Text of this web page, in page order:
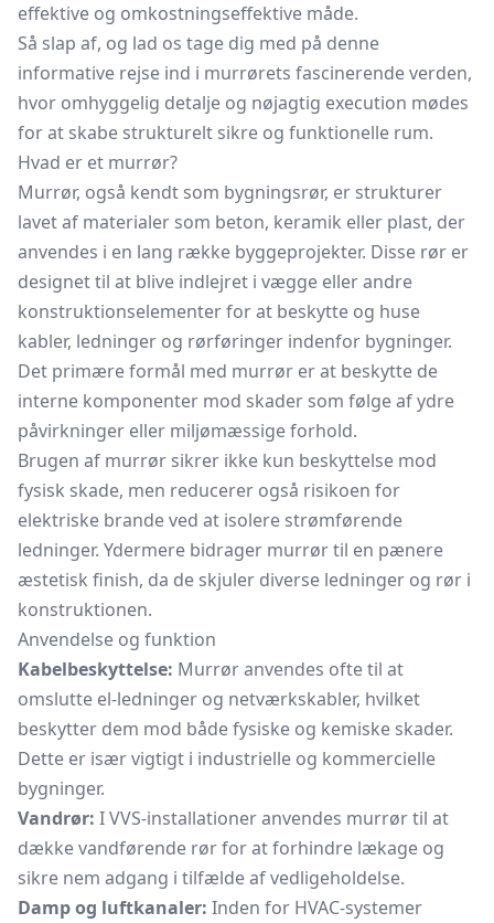
effektive og omkostningseffektive måde.
Så slap af, og lad os tage dig med på denne
informative rejse ind i murrørets fascinerende verden,
hvor omhyggelig detalje og nøjagtig execution mødes
for at skabe strukturelt sikre og funktionelle rum.
Hvad er et murrør?
Murrør, også kendt som bygningsrør, er strukturer
lavet af materialer som beton, keramik eller plast, der
anvendes i en lang række byggeprojekter. Disse rør er
designet til at blive indlejret i vægge eller andre
konstruktionselementer for at beskytte og huse
kabler, ledninger og rørføringer indenfor bygninger.
Det primære formål med murrør er at beskytte de
interne komponenter mod skader som følge af ydre
påvirkninger eller miljømæssige forhold.
Brugen af murrør sikrer ikke kun beskyttelse mod
fysisk skade, men reducerer også risikoen for
elektriske brande ved at isolere strømførende
ledninger. Ydermere bidrager murrør til en pænere
æstetisk finish, da de skjuler diverse ledninger og rør i
konstruktionen.
Anvendelse og funktion
Kabelbeskyttelse: Murrør anvendes ofte til at
omslutte el-ledninger og netværkskabler, hvilket
beskytter dem mod både fysiske og kemiske skader.
Dette er især vigtigt i industrielle og kommercielle
bygninger.
Vandrør: I VVS-installationer anvendes murrør til at
dække vandførende rør for at forhindre lækage og
sikre nem adgang i tilfælde af vedligeholdelse.
Damp og luftkanaler: Inden for HVAC-systemer